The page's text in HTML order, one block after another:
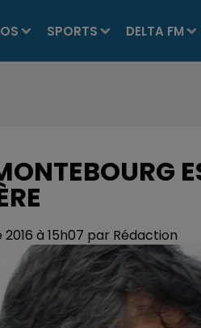
SPORTS DELTA FM
à 15h07 par Rédaction